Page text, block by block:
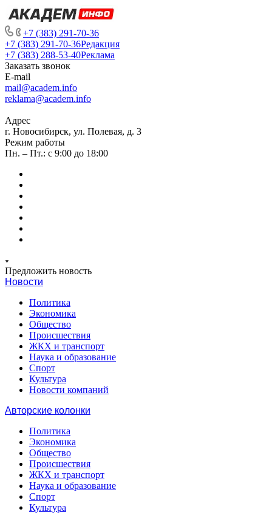
+7 (383) 291-70-36
+7 (383) 291-70-36Редакция
+7 (383) 288-53-40Реклама
Заказать звонок
E-mail
mail@academ.info
reklama@academ.info
Адрес
г. Новосибирск, ул. Полевая, д. 3
Режим работы
Пн. – Пт.: с 9:00 до 18:00
Предложить новость
Новости
Политика
Экономика
Общество
Происшествия
ЖКХ и транспорт
Наука и образование
Спорт
Культура
Новости компаний
Авторские колонки
Политика
Экономика
Общество
Происшествия
ЖКХ и транспорт
Наука и образование
Спорт
Культура